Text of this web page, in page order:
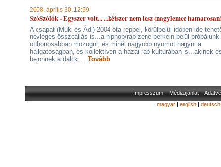
2008. április 30. 12:59
SzóSzólók - Egyszer volt... ...kétszer nem lesz (nagylemez
A csapat (Muki és Ádi) 2004 óta reppel, körülbelül időben ide
névleges összeállás is...a hiphop/rap zene berkein belül próbálunk
otthonosabban mozogni, és minél nagyobb nyomot hagyni a
hallgatóságban, és kollektíven a hazai rap kúltúrában is...akinek
bejönnek a dalok,... Tovább
Impresszum Médiaajánlat
magyar| english| deutsch